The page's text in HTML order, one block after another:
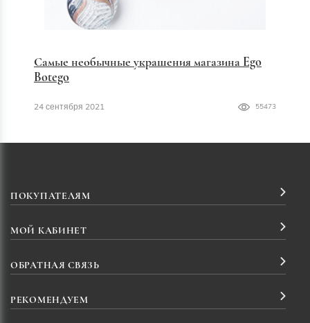
Самые необычные украшения магазина Ego
Botego
24 сентября 2021 55473
ПОКУПАТЕЛЯМ
МОЙ КАБИНЕТ
ОБРАТНАЯ СВЯЗЬ
РЕКОМЕНДУЕМ